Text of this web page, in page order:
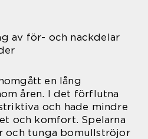
av för- och nackdelar
en lång
åren. I det förflutna
och hade mindre
och komfort. Spelarna
och tunga bomullströjor